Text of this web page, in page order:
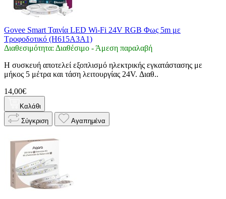
Govee Smart Ταινία LED Wi-Fi 24V RGB Φως 5m με
Τροφοδοτικό (H615A3A1)
Διαθεσιμότητα: Διαθέσιμο - Άμεση παραλαβή
Η συσκευή αποτελεί εξοπλισμό ηλεκτρικής εγκατάστασης με
μήκος 5 μέτρα και τάση λειτουργίας 24V. Διαθ..
14,00€
Καλάθι
Σύγκριση
Αγαπημένα